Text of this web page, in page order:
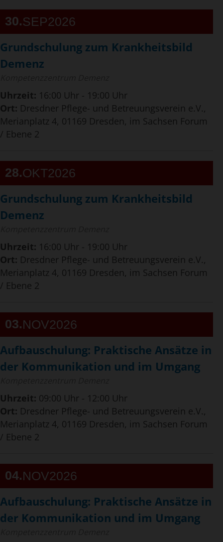
30 SEP2026
Grundschulung zum Krankheitsbild
Demenz
Uhrzeit: 16:00 Uhr - 19:00 Uhr
Ort: Dresdner Pflege- und Betreuungsverein e.V.,
Merianplatz 4, 01169 Dresden, im Sachsen Forum
/ Ebene 2
28 OKT2026
Grundschulung zum Krankheitsbild
Demenz
Uhrzeit: 16:00 Uhr - 19:00 Uhr
Ort: Dresdner Pflege- und Betreuungsverein e.V.,
Merianplatz 4, 01169 Dresden, im Sachsen Forum
/ Ebene 2
03 NOV2026
Aufbauschulung: Praktische Ansätze in
der Kommunikation und im Umgang
Uhrzeit: 09:00 Uhr - 12:00 Uhr
Ort: Dresdner Pflege- und Betreuungsverein e.V.,
Merianplatz 4, 01169 Dresden, im Sachsen Forum
/ Ebene 2
04 NOV2026
Aufbauschulung: Praktische Ansätze in
der Kommunikation und im Umgang